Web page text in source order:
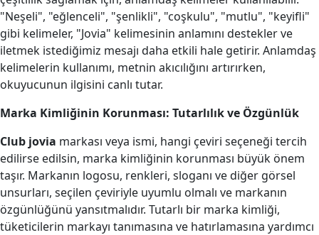
"Neşeli", "eğlenceli", "şenlikli", "coşkulu", "mutlu", "keyifli"
gibi kelimeler, "Jovia" kelimesinin anlamını destekler ve
iletmek istediğimiz mesajı daha etkili hale getirir. Anlamdaş
kelimelerin kullanımı, metnin akıcılığını artırırken,
okuyucunun ilgisini canlı tutar.
Marka Kimliğinin Korunması: Tutarlılık ve Özgünlük
Club jovia markası veya ismi, hangi çeviri seçeneği tercih
edilirse edilsin, marka kimliğinin korunması büyük önem
taşır. Markanın logosu, renkleri, sloganı ve diğer görsel
unsurları, seçilen çeviriyle uyumlu olmalı ve markanın
özgünlüğünü yansıtmalıdır. Tutarlı bir marka kimliği,
tüketicilerin markayı tanımasına ve hatırlamasına yardımcı